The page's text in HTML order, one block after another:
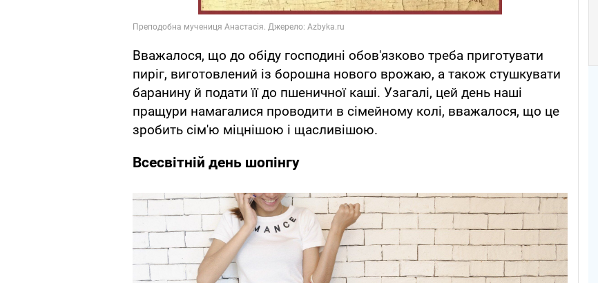
Вважалося, що до обіду господині обов'язково треба приготувати
пиріг, виготовлений із борошна нового врожаю, а також стушкувати
баранину й подати її до пшеничної каші. Узагалі, цей день наші
пращури намагалися проводити в сімейному колі, вважалося, що це
зробить сім'ю міцнішою і щасливішою.
Всесвітній день шопінгу